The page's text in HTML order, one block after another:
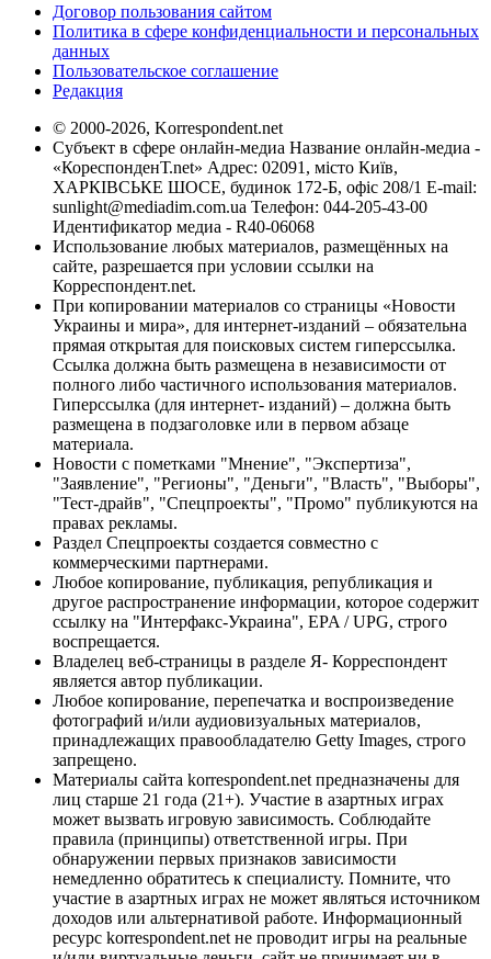
Договор пользования сайтом
Политика в сфере конфиденциальности и персональных
данных
Пользовательское соглашение
Редакция
© 2000-2026, Korrespondent.net
Субъект в сфере онлайн-медиа Название онлайн-медиа -
«КореспонденТ.net» Адрес: 02091, місто Київ,
ХАРКІВСЬКЕ ШОСЕ, будинок 172-Б, офіс 208/1 E-mail:
sunlight@mediadim.com.ua Телефон: 044-205-43-00
Идентификатор медиа - R40-06068
Использование любых материалов, размещённых на
сайте, разрешается при условии ссылки на
Корреспондент.net.
При копировании материалов со страницы «Новости
Украины и мира», для интернет-изданий – обязательна
прямая открытая для поисковых систем гиперссылка.
Ссылка должна быть размещена в независимости от
полного либо частичного использования материалов.
Гиперссылка (для интернет- изданий) – должна быть
размещена в подзаголовке или в первом абзаце
материала.
Новости с пометками "Мнение", "Экспертиза",
"Заявление", "Регионы", "Деньги", "Власть", "Выборы",
"Тест-драйв", "Спецпроекты", "Промо" публикуются на
правах рекламы.
Раздел Спецпроекты создается совместно с
коммерческими партнерами.
Любое копирование, публикация, републикация и
другое распространение информации, которое содержит
ссылку на "Интерфакс-Украина", EPA / UPG, строго
воспрещается.
Владелец веб-страницы в разделе Я- Корреспондент
является автор публикации.
Любое копирование, перепечатка и воспроизведение
фотографий и/или аудиовизуальных материалов,
принадлежащих правообладателю Getty Images, строго
запрещено.
Материалы сайта korrespondent.net предназначены для
лиц старше 21 года (21+). Участие в азартных играх
может вызвать игровую зависимость. Соблюдайте
правила (принципы) ответственной игры. При
обнаружении первых признаков зависимости
немедленно обратитесь к специалисту. Помните, что
участие в азартных играх не может являться источником
доходов или альтернативой работе. Информационный
ресурс korrespondent.net не проводит игры на реальные